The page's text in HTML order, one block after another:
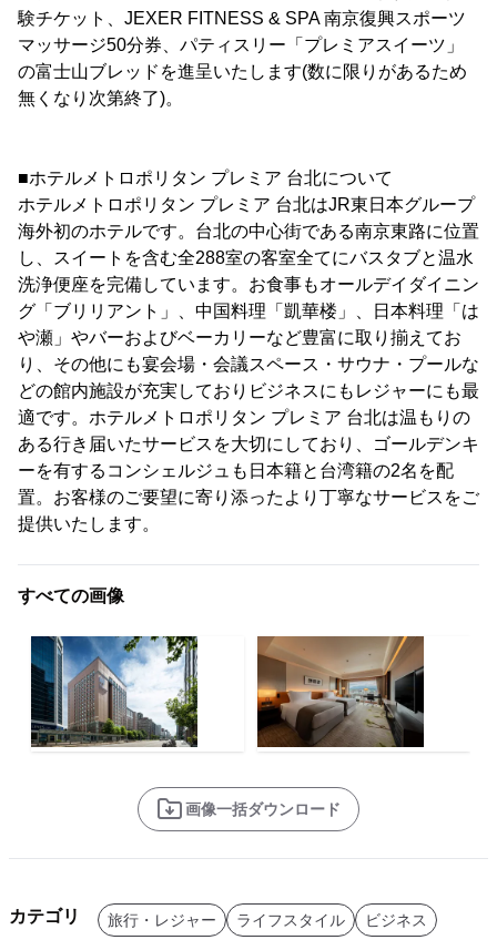
験チケット、JEXER FITNESS & SPA 南京復興スポーツ
マッサージ50分券、パティスリー「プレミアスイーツ」
の富士山ブレッドを進呈いたします(数に限りがあるため
無くなり次第終了)。
■ホテルメトロポリタン プレミア 台北について
ホテルメトロポリタン プレミア 台北はJR東日本グループ
海外初のホテルです。台北の中心街である南京東路に位置
し、スイートを含む全288室の客室全てにバスタブと温水
洗浄便座を完備しています。お食事もオールデイダイニン
グ「ブリリアント」、中国料理「凱華楼」、日本料理「は
や瀬」やバーおよびベーカリーなど豊富に取り揃えてお
り、その他にも宴会場・会議スペース・サウナ・プールな
どの館内施設が充実しておりビジネスにもレジャーにも最
適です。ホテルメトロポリタン プレミア 台北は温もりの
ある行き届いたサービスを大切にしており、ゴールデンキ
ーを有するコンシェルジュも日本籍と台湾籍の2名を配
置。お客様のご要望に寄り添ったより丁寧なサービスをご
提供いたします。
すべての画像
画像一括ダウンロード
カテゴリ 旅行・レジャー ライフスタイル ビジネス